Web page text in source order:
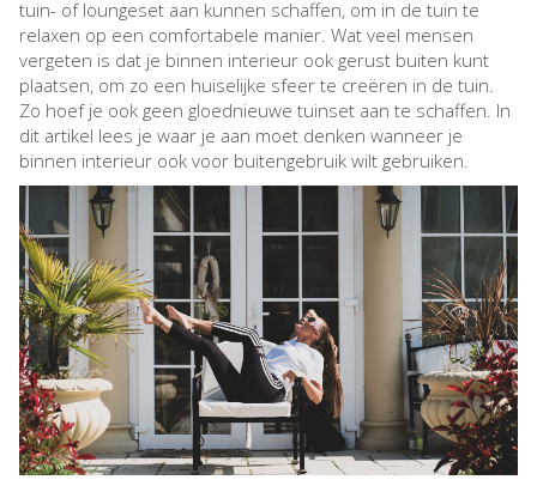
tuin- of loungeset aan kunnen schaffen, om in de tuin te
relaxen op een comfortabele manier. Wat veel mensen
vergeten is dat je binnen interieur ook gerust buiten kunt
plaatsen, om zo een huiselijke sfeer te creëren in de tuin.
Zo hoef je ook geen gloednieuwe tuinset aan te schaffen. In
dit artikel lees je waar je aan moet denken wanneer je
binnen interieur ook voor buitengebruik wilt gebruiken.